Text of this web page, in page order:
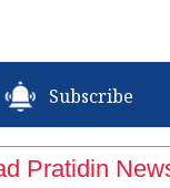
Subscribe
Pratidin